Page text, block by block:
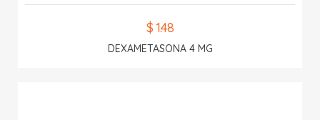
$ 1.48
DEXAMETASONA 4 MG